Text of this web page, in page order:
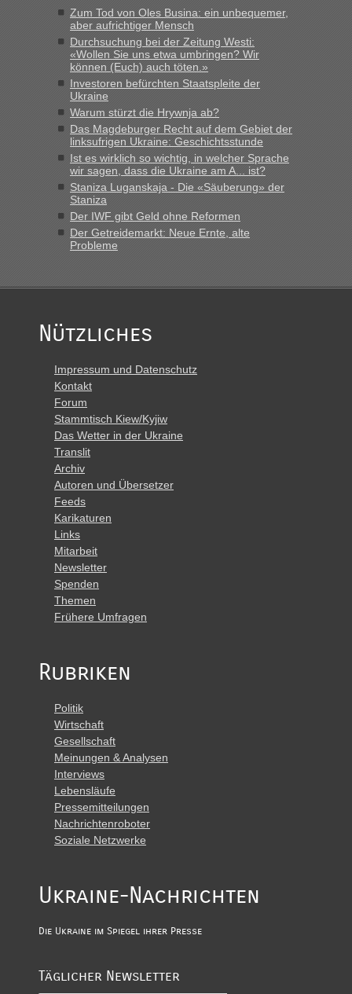
„Bin am Montag 15.6.26 um 8 Uhr in Urgyniw ausgereist,
das erste Mal an einem Montagmorgen ca. 15 Fahrzeuge
vor mir, bin sonst der Erste oder Zweite, egal, nach ca 20
Minuten wurde dann die nächste Welle...“
Berichte und Reisetipps • Re: An welchem
Grenzübergang zwischen Polen und der Ukraine geht es am
schnellsten?
„Derzeit, ist es überall sehr voll an den Grenzen Ukraine/
Polen. Zb. Krakovets 100 PKW ca. 10 h Wartezeit. Wollen
Montag rüber, versuchen es sehr früh.“
Zum Tod von Oles Busina: ein unbequemer,
aber aufrichtiger Mensch
Durchsuchung bei der Zeitung Westi:
«Wollen Sie uns etwa umbringen? Wir
können (Euch) auch töten.»
Investoren befürchten Staatspleite der
Ukraine
Warum stürzt die Hrywnja ab?
Das Magdeburger Recht auf dem Gebiet der
linksufrigen Ukraine: Geschichtsstunde
Ist es wirklich so wichtig, in welcher Sprache
wir sagen, dass die Ukraine am A... ist?
Staniza Luganskaja - Die «Säuberung» der
Staniza
Der IWF gibt Geld ohne Reformen
Der Getreidemarkt: Neue Ernte, alte
Probleme
Nützliches
Impressum und Datenschutz
Kontakt
Forum
Stammtisch Kiew/Kyjiw
Das Wetter in der Ukraine
Translit
Archiv
Autoren und Übersetzer
Feeds
Karikaturen
Links
Mitarbeit
Newsletter
Spenden
Themen
Frühere Umfragen
Rubriken
Politik
Wirtschaft
Gesellschaft
Meinungen & Analysen
Interviews
Lebensläufe
Pressemitteilungen
Nachrichtenroboter
Soziale Netzwerke
Ukraine-Nachrichten
Die Ukraine im Spiegel ihrer Presse
Täglicher Newsletter